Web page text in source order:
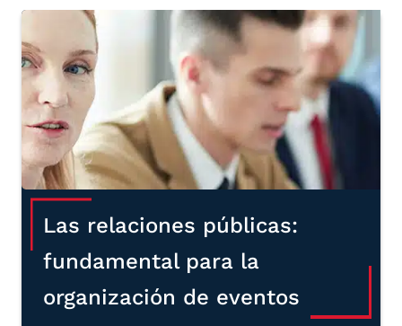
Las relaciones públicas:
fundamental para la
organización de eventos